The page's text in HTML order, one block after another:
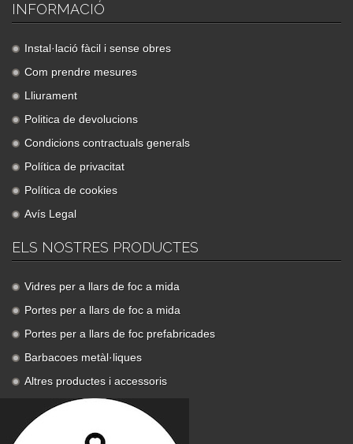
INFORMACIÓ
Instal·lació fàcil i sense obres
Com prendre mesures
Lliurament
Politica de devolucions
Condicions contractuals generals
Política de privacitat
Política de cookies
Avís Legal
ELS NOSTRES PRODUCTES
Vidres per a llars de foc a mida
Portes per a llars de foc a mida
Portes per a llars de foc prefabricades
Barbacoes metàl·liques
Altres productes i accessoris